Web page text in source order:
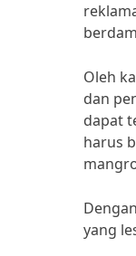
Oleh
dan
dapat
harus
yang